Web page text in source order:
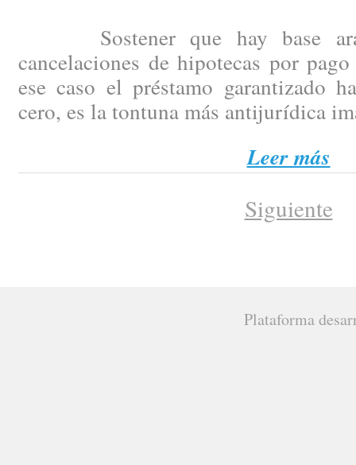
Sostener que hay base
cancelaciones de hipotecas por
ese caso el préstamo garantizado
cero, es la tontuna más antijurídica
Leer más
Siguiente
Plataforma